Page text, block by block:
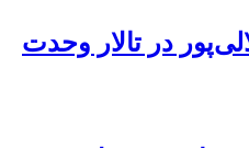
در تالار وحدت